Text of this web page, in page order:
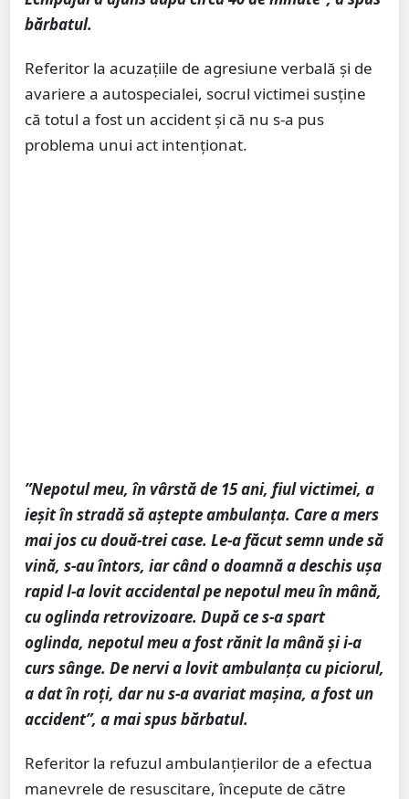
bărbatul.
Referitor la acuzațiile de agresiune verbală și de
avariere a autospecialei, socrul victimei susține
că totul a fost un accident și că nu s-a pus
problema unui act intenționat.
”Nepotul meu, în vârstă de 15 ani, fiul victimei, a
ieșit în stradă să aștepte ambulanța. Care a mers
mai jos cu două-trei case. Le-a făcut semn unde să
vină, s-au întors, iar când o doamnă a deschis ușa
rapid l-a lovit accidental pe nepotul meu în mână,
cu oglinda retrovizoare. După ce s-a spart
oglinda, nepotul meu a fost rănit la mână și i-a
curs sânge. De nervi a lovit ambulanța cu piciorul,
a dat în roți, dar nu s-a avariat mașina, a fost un
accident”, a mai spus bărbatul.
Referitor la refuzul ambulanțierilor de a efectua
manevrele de resuscitare, începute de către